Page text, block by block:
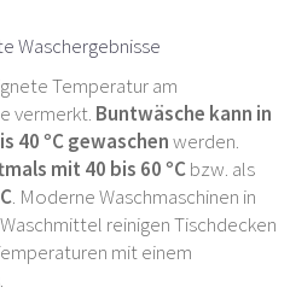
Waschergebnisse
Temperatur am
vermerkt. Buntwäsche kann in
40 °C gewaschenwerden.
mit 40 bis 60 °Cbzw. als
. Moderne Waschmaschinen in
reinigen Tischdecken
mit einem